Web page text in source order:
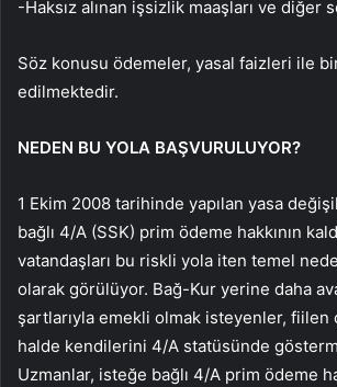
-Haksız alınan işsizlik maaşları ve diğer
Söz konusu ödemeler, yasal faizleri ile
edilmektedir.
NEDEN BU YOLA BAŞVURULUYOR?
1 Ekim 2008 tarihinde yapılan yasa
bağlı 4/A (SSK) prim ödeme hakkının
vatandaşları bu riskli yola iten temel
olarak görülüyor. Bağ-Kur yerine daha
şartlarıyla emekli olmak isteyenler, fiilen
halde kendilerini 4/A statüsünde
Uzmanlar, isteğe bağlı 4/A prim ödeme